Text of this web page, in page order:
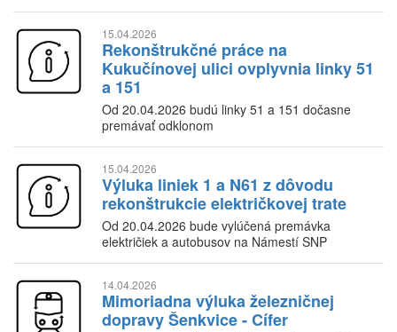
15.04.2026
Rekonštrukčné práce na
Kukučínovej ulici ovplyvnia linky 51
a 151
Od 20.04.2026 budú linky 51 a 151 dočasne
premávať odklonom
15.04.2026
Výluka liniek 1 a N61 z dôvodu
rekonštrukcie električkovej trate
Od 20.04.2026 bude vylúčená premávka
električiek a autobusov na Námestí SNP
14.04.2026
Mimoriadna výluka železničnej
dopravy Šenkvice - Cífer